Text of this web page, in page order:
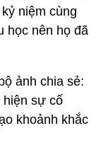
niệm cùng
học nên họ đã
ảnh chia sẻ:
hiện sự cố
khoảnh khắc